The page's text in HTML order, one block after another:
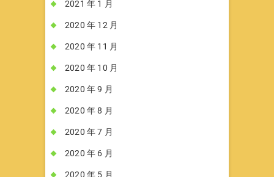
2021 年 1 月
2020 年 12 月
2020 年 11 月
2020 年 10 月
2020 年 9 月
2020 年 8 月
2020 年 7 月
2020 年 6 月
2020 年 5 月